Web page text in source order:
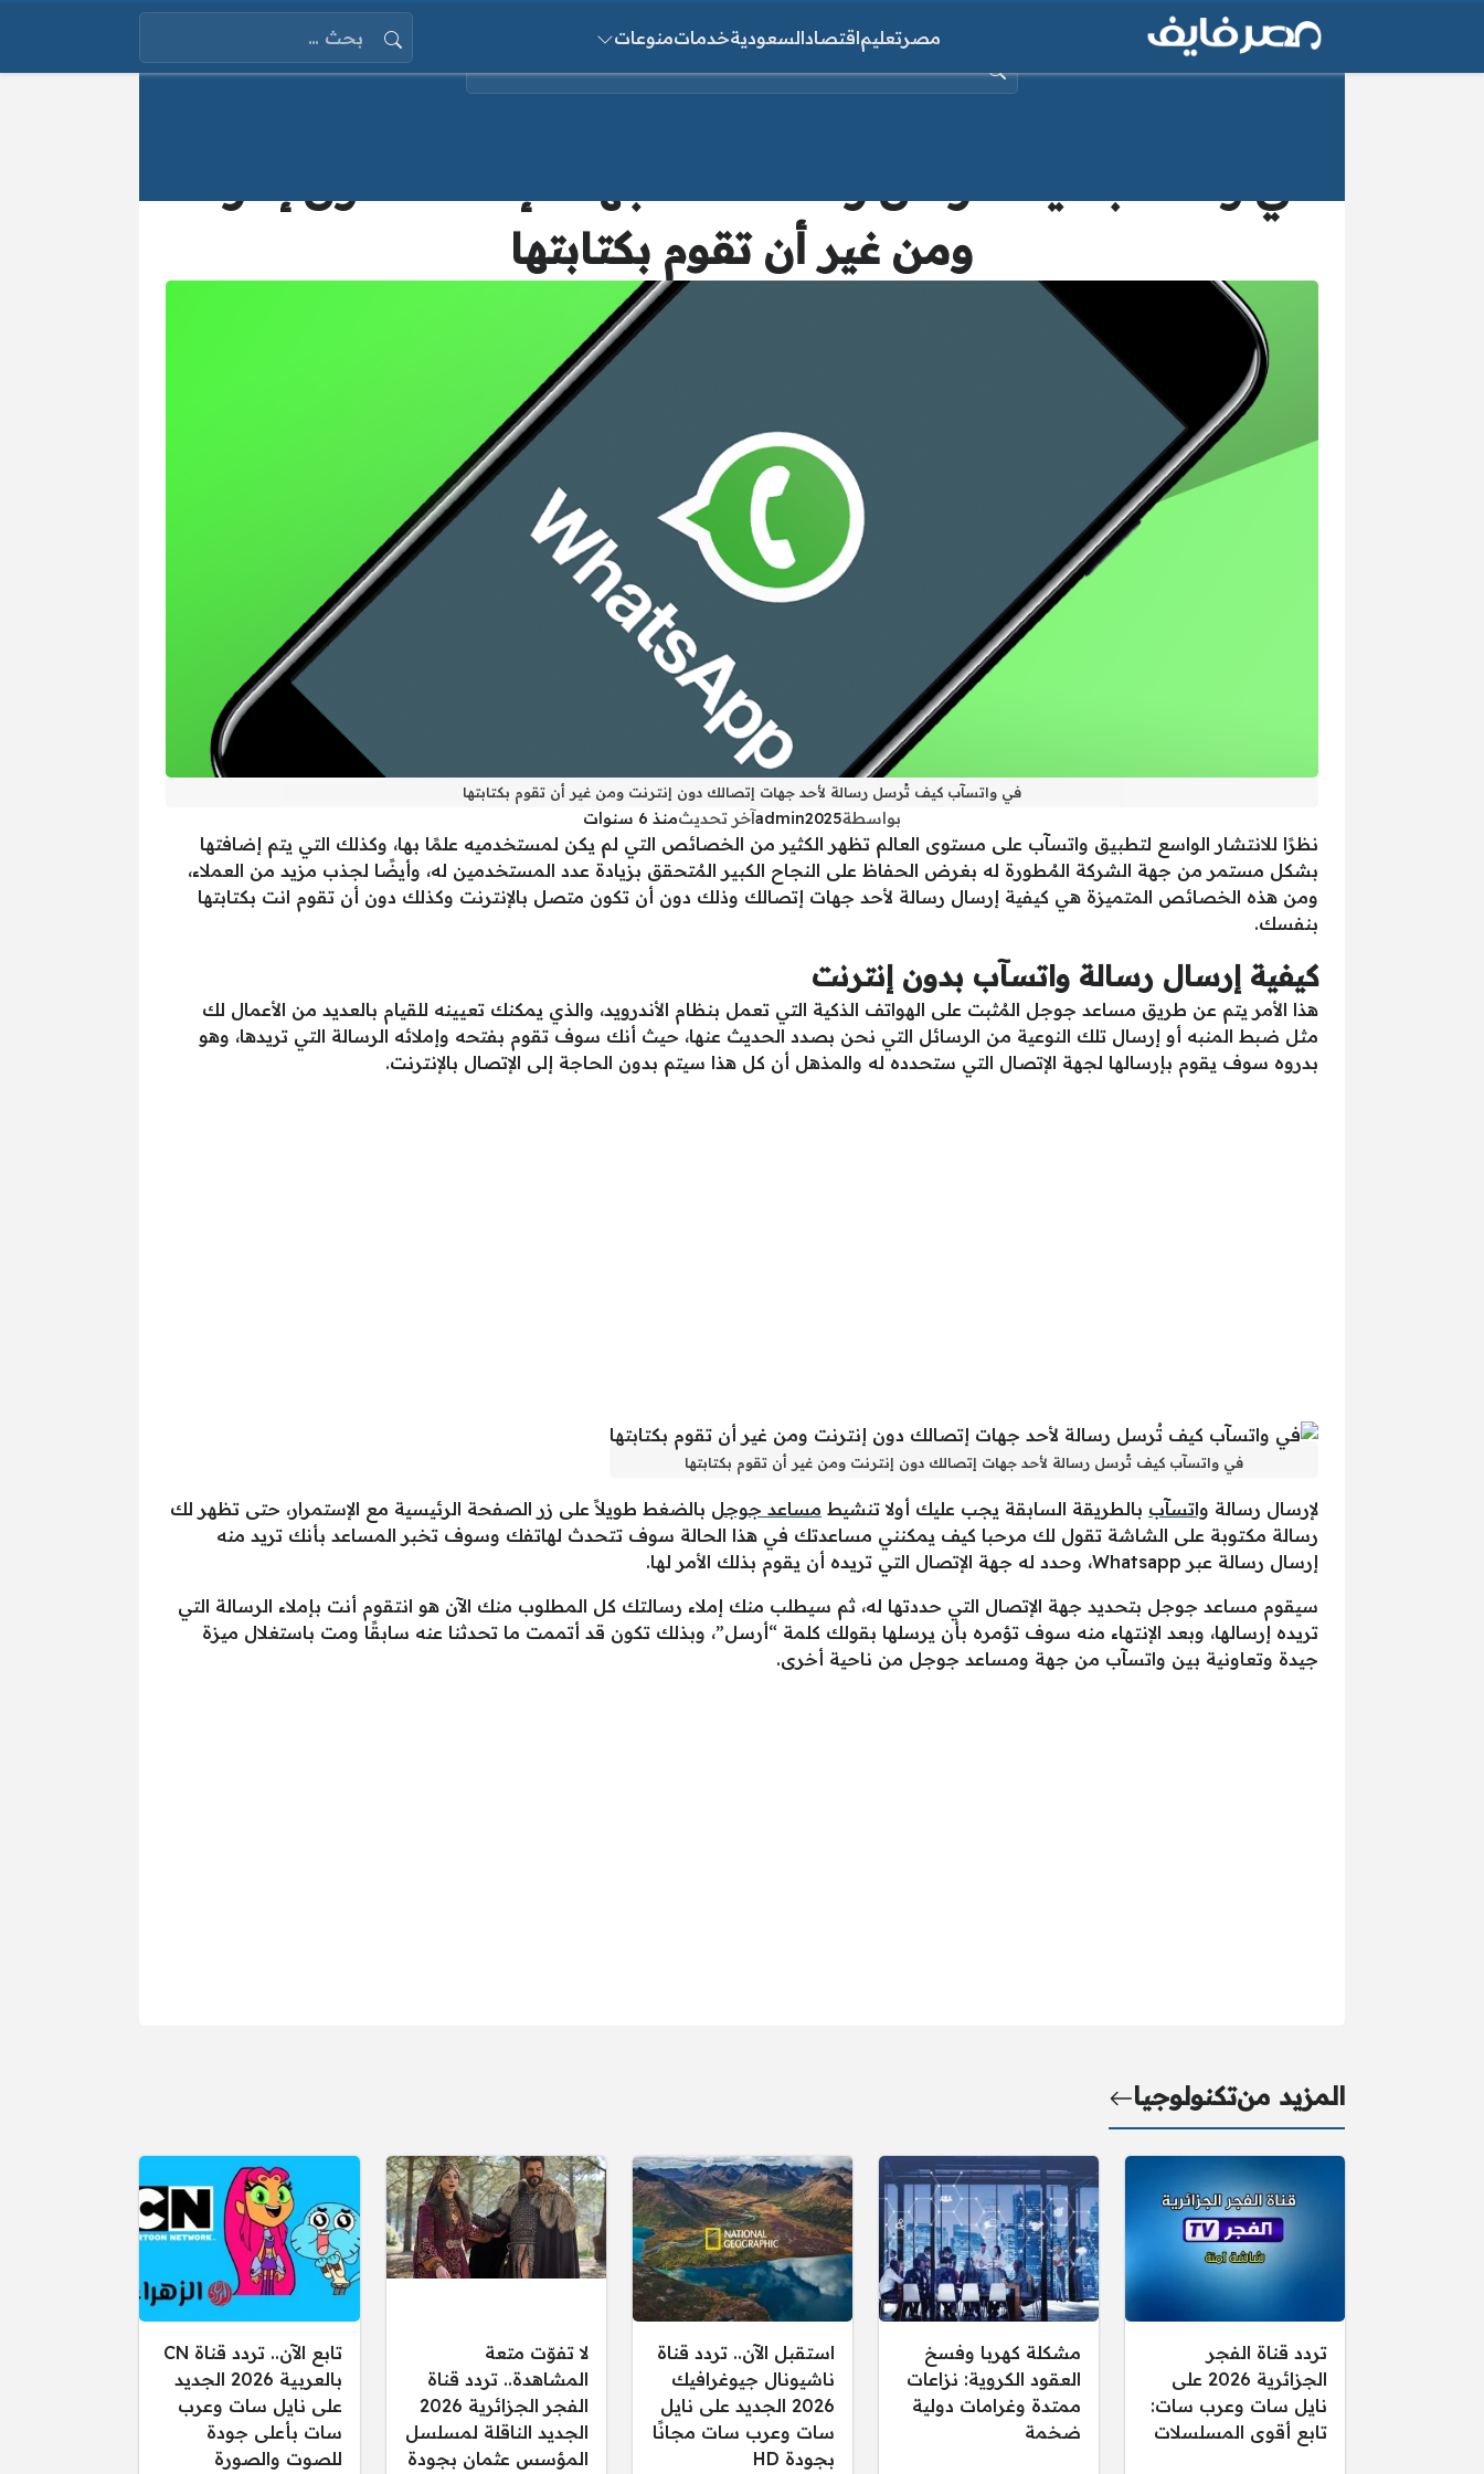
مصرتعليماقتصادالسعوديةخدماتمنوعات
البحث عن:
ومن غير أن تقوم بكتابتها
في واتسآب كيف تُرسل رسالة لأحد جهات إتصالك دون إنترنت ومن غير أن تقوم بكتابتها
بواسطةadmin2025آخر تحديثمنذ 6 سنوات
نظرًا للانتشار الواسع لتطبيق واتسآب على مستوى العالم تظهر الكثير من الخصائص التي لم يكن لمستخدميه علمًا بها، وكذلك التي يتم إضافتها
بشكل مستمر من جهة الشركة المُطورة له بغرض الحفاظ على النجاح الكبير المُتحقق بزيادة عدد المستخدمين له، وأيضًا لجذب مزيد من العملاء،
ومن هذه الخصائص المتميزة هي كيفية إرسال رسالة لأحد جهات إتصالك وذلك دون أن تكون متصل بالإنترنت وكذلك دون أن تقوم انت بكتابتها
بنفسك.
كيفية إرسال رسالة واتسآب بدون إنترنت
هذا الأمر يتم عن طريق مساعد جوجل المُثبت على الهواتف الذكية التي تعمل بنظام الأندرويد، والذي يمكنك تعيينه للقيام بالعديد من الأعمال لك
مثل ضبط المنبه أو إرسال تلك النوعية من الرسائل التي نحن بصدد الحديث عنها، حيث أنك سوف تقوم بفتحه وإملائه الرسالة التي تريدها، وهو
بدروه سوف يقوم بإرسالها لجهة الإتصال التي ستحدده له والمذهل أن كل هذا سيتم بدون الحاجة إلى الإتصال بالإنترنت.
في واتسآب كيف تُرسل رسالة لأحد جهات إتصالك دون إنترنت ومن غير أن تقوم بكتابتها
لإرسال رسالة واتسآب بالطريقة السابقة يجب عليك أولا تنشيط مساعد جوجل بالضغط طويلاً على زر الصفحة الرئيسية مع الإستمرار، حتى تظهر لك
رسالة مكتوبة على الشاشة تقول لك مرحبا كيف يمكنني مساعدتك في هذا الحالة سوف تتحدث لهاتفك وسوف تخبر المساعد بأنك تريد منه
إرسال رسالة عبر Whatsapp، وحدد له جهة الإتصال التي تريده أن يقوم بذلك الأمر لها.
سيقوم مساعد جوجل بتحديد جهة الإتصال التي حددتها له، ثم سيطلب منك إملاء رسالتك كل المطلوب منك الآن هو انتقوم أنت بإملاء الرسالة التي
تريده إرسالها، وبعد الإنتهاء منه سوف تؤمره بأن يرسلها بقولك كلمة “أرسل”، وبذلك تكون قد أتممت ما تحدثنا عنه سابقًا ومت باستغلال ميزة
جيدة وتعاونية بين واتسآب من جهة ومساعد جوجل من ناحية أخرى.
المزيد منتكنولوجيا
تردد قناة الفجر
الجزائرية 2026 على
نايل سات وعرب سات:
تابع أقوى المسلسلات
مشكلة كهربا وفسخ
العقود الكروية: نزاعات
ممتدة وغرامات دولية
ضخمة
استقبل الآن.. تردد قناة
ناشيونال جيوغرافيك
2026 الجديد على نايل
سات وعرب سات مجانًا
بجودة HD
لا تفوّت متعة
المشاهدة.. تردد قناة
الفجر الجزائرية 2026
الجديد الناقلة لمسلسل
المؤسس عثمان بجودة
تابع الآن.. تردد قناة CN
بالعربية 2026 الجديد
على نايل سات وعرب
سات بأعلى جودة
للصوت والصورة